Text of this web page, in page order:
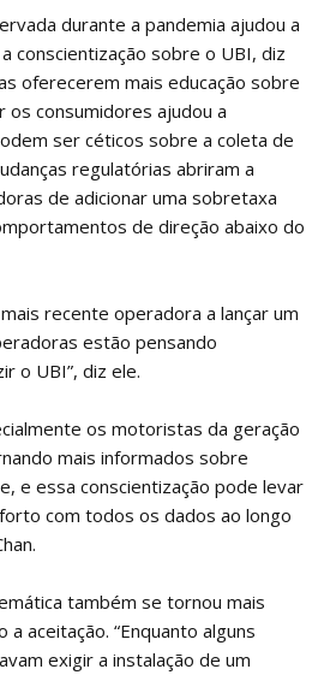
durante a pandemia ajudou a
conscientização sobre o UBI, diz
oferecerem mais educação sobre
os consumidores ajudou a
ser céticos sobre a coleta de
regulatórias abriram a
de adicionar uma sobretaxa
de direção abaixo do
recente operadora a lançar um
estão pensando
o UBI”, diz ele.
os motoristas da geração
mais informados sobre
e essa conscientização pode levar
com todos os dados ao longo
também se tornou mais
aceitação. “Enquanto alguns
exigir a instalação de um